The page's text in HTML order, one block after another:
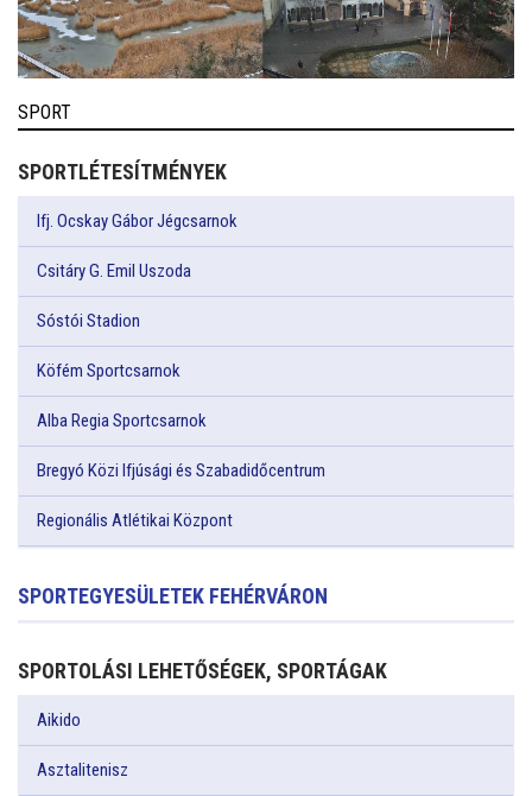
SPORT
SPORTLÉTESÍTMÉNYEK
Ifj. Ocskay Gábor Jégcsarnok
Csitáry G. Emil Uszoda
Sóstói Stadion
Köfém Sportcsarnok
Alba Regia Sportcsarnok
Bregyó Közi Ifjúsági és Szabadidőcentrum
Regionális Atlétikai Központ
SPORTEGYESÜLETEK FEHÉRVÁRON
SPORTOLÁSI LEHETŐSÉGEK, SPORTÁGAK
Aikido
Asztalitenisz